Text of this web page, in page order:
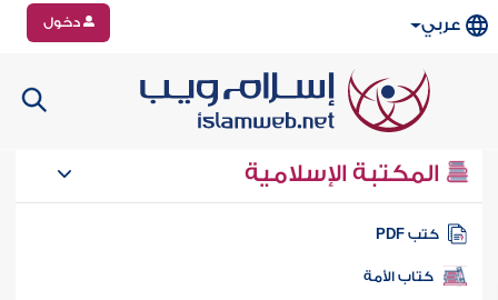
عربي دخول
المكتبة الإسلامية
كتب PDF